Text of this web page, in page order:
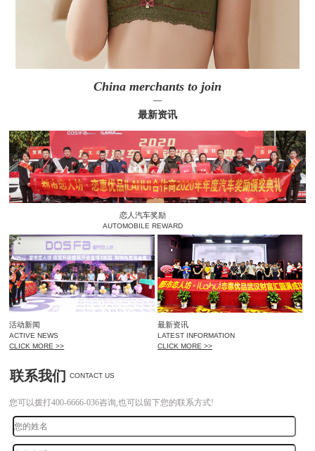
China merchants to join
—
最新资讯
恋人汽车奖励
AUTOMOBILE REWARD
活动新闻
ACTIVE NEWS
CLICK MORE >>
最新资讯
LATEST INFORMATION
CLICK MORE >>
联系我们 CONTACT US
您可以拨打400-6666-036咨询,也可以留下您的联系方式!